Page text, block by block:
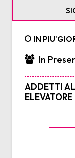
IN
In
ADDETTI
ELEVATORE